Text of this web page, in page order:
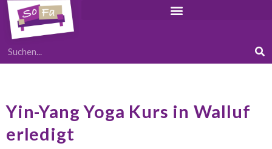
Yin-Yang Yoga Kurs in Walluf
erledigt